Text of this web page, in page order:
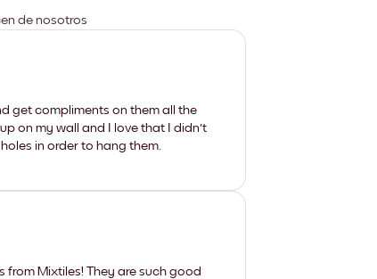
de nosotros
get compliments on them all the
on my wall and I love that I didn't
in order to hang them.
from Mixtiles! They are such good